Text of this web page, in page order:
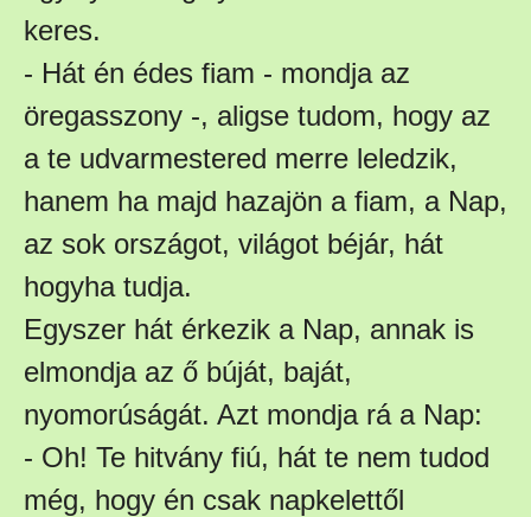
keres.
- Hát én édes fiam - mondja az
öregasszony -, aligse tudom, hogy az
a te udvarmestered merre leledzik,
hanem ha majd hazajön a fiam, a Nap,
az sok országot, világot béjár, hát
hogyha tudja.
Egyszer hát érkezik a Nap, annak is
elmondja az ő búját, baját,
nyomorúságát. Azt mondja rá a Nap:
- Oh! Te hitvány fiú, hát te nem tudod
még, hogy én csak napkelettől